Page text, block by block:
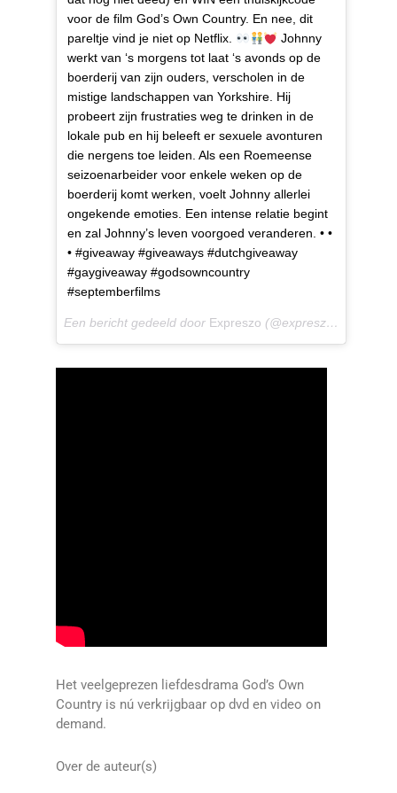
voor de film God’s Own Country. En nee, dit
pareltje vind je niet op Netflix.
Johnny
werkt van ‘s morgens tot laat ‘s avonds op de
boerderij van zijn ouders, verscholen in de
mistige landschappen van Yorkshire. Hij
probeert zijn frustraties weg te drinken in de
lokale pub en hij beleeft er sexuele avonturen
die nergens toe leiden. Als een Roemeense
seizoenarbeider voor enkele weken op de
boerderij komt werken, voelt Johnny allerlei
ongekende emoties. Een intense relatie begint
en zal Johnny’s leven voorgoed veranderen. • •
• #giveaway #giveaways #dutchgiveaway
#gaygiveaway #godsowncountry
#septemberfilms
Een bericht gedeeld door Expreszo (@expreszo.nl) op
Het veelgeprezen liefdesdrama God’s Own
Country is nú verkrijgbaar op dvd en video on
demand.
Over de auteur(s)